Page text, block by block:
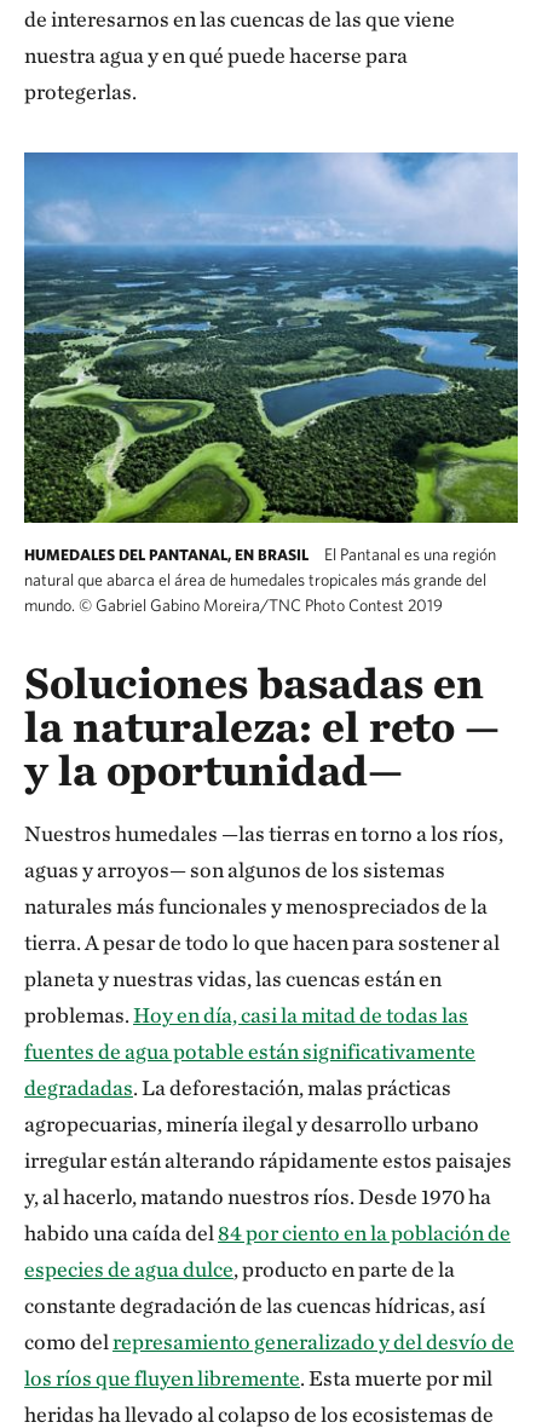
de interesarnos en las cuencas de las que viene
nuestra agua y en qué puede hacerse para
protegerlas.
HUMEDALES DEL PANTANAL, EN BRASIL
El Pantanal es una región
natural que abarca el área de humedales tropicales más grande del
mundo. ©Gabriel Gabino Moreira/TNC Photo Contest 2019
Soluciones basadas en
la naturaleza: el reto —
y la oportunidad—
Nuestros humedales —las tierras en torno a los ríos,
aguas y arroyos— son algunos de los sistemas
naturales más funcionales y menospreciados de la
tierra. A pesar de todo lo que hacen para sostener al
planeta y nuestras vidas, las cuencas están en
problemas.Hoy en día, casi la mitad de todas las
fuentes de agua potable están significativamente
degradadas. La deforestación, malas prácticas
agropecuarias, minería ilegal y desarrollo urbano
irregular están alterando rápidamente estos paisajes
y, al hacerlo, matando nuestros ríos. Desde 1970 ha
habido una caída del 84 por ciento en la población de
especies de agua dulce, producto en parte de la
constante degradación de las cuencas hídricas, así
como delrepresamiento generalizado y del desvío de
los ríos que fluyen libremente. Esta muerte por mil
heridas ha llevado al colapso de los ecosistemas de